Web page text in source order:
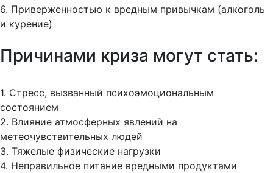
6. Приверженностью к вредным привычкам (алкоголь
и курение)
Причинами криза могут стать:
1. Стресс, вызванный психоэмоциональным
состоянием
2. Влияние атмосферных явлений на
метеочувствительных людей
3. Тяжелые физические нагрузки
4. Неправильное питание вредными продуктами